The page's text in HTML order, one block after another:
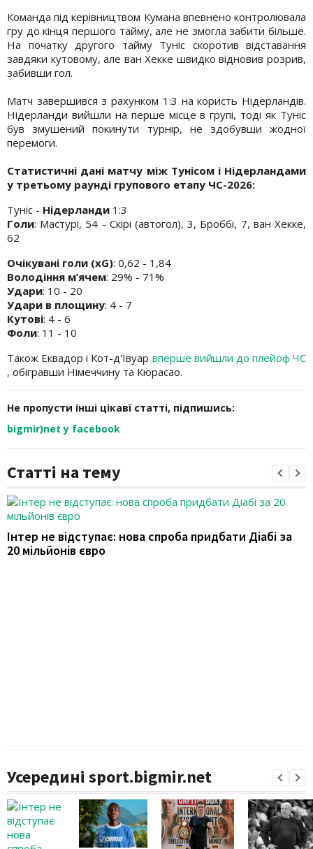
Команда під керівництвом Кумана впевнено контролювала
гру до кінця першого тайму, але не змогла забити більше.
На початку другого тайму Туніс скоротив відставання
завдяки кутовому, але ван Хекке швидко відновив розрив,
забивши гол.
Матч завершився з рахунком 1:3 на користь Нідерландів.
Нідерланди вийшли на перше місце в групі, тоді як Туніс
був змушений покинути турнір, не здобувши жодної
перемоги.
Статистичні дані матчу між Тунісом і Нідерландами
у третьому раунді групового етапу ЧС-2026:
Туніс - Нідерланди 1:3
Голи: Мастурі, 54 - Скірі (автогол), 3, Броббі, 7, ван Хекке,
62
Очікувані голи (xG): 0,62 - 1,84
Володіння м’ячем: 29% - 71%
Удари: 10 - 20
Удари в площину: 4 - 7
Кутові: 4 - 6
Фоли: 11 - 10
Також Еквадор і Кот-д'Івуар вперше вийшли до плейоф ЧС
, обігравши Німеччину та Кюрасао.
Не пропусти інші цікаві статті, підпишись:
bigmir)net у facebook
Статті на тему
Інтер не відступає: нова спроба придбати Діабі за
20 мільйонів євро
Усередині sport.bigmir.net